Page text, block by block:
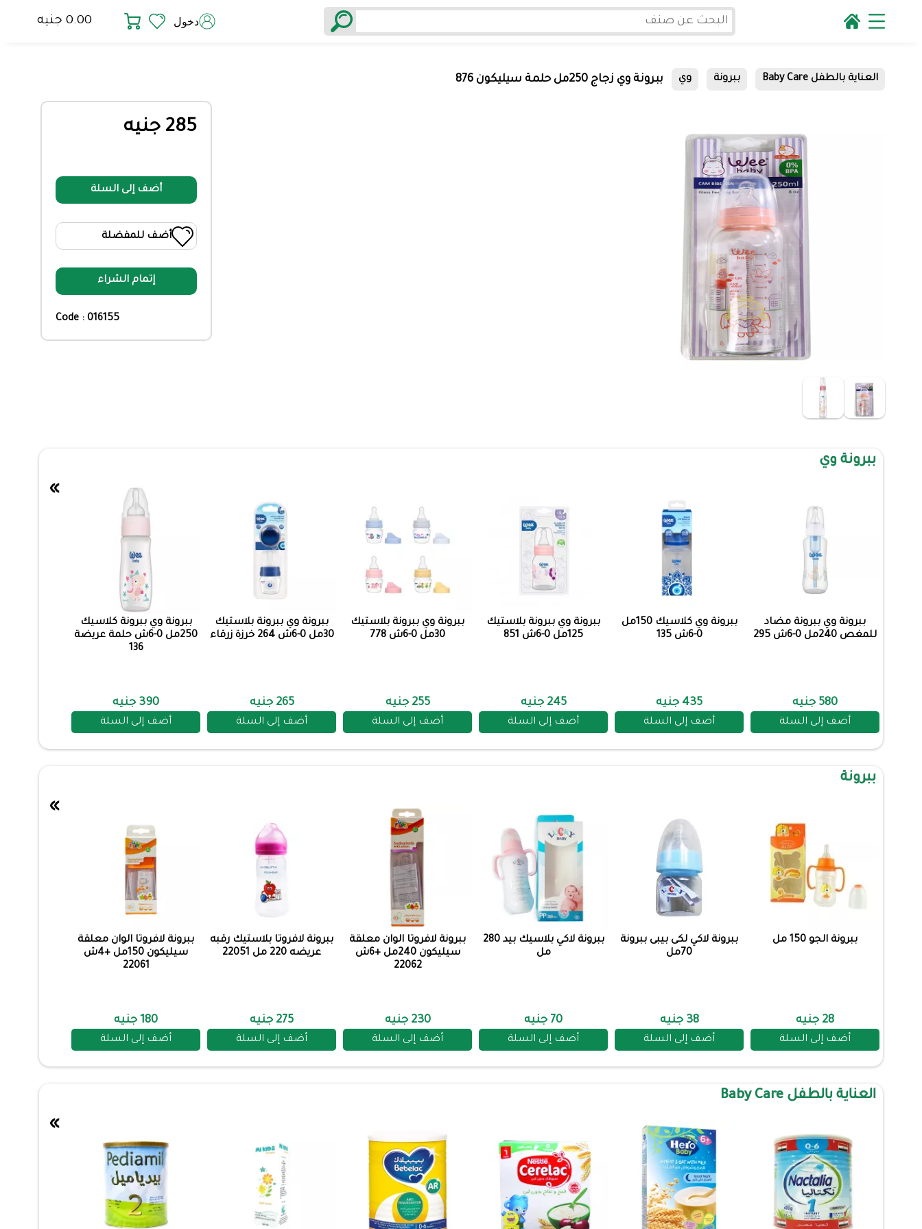
دخول 0.00 جنيه
العناية بالطفل Baby Care ببرونة وي ببرونة وي زجاج 250مل حلمة سيليكون 876
285 جنيه
أضف إلى السلة
أضف للمفضلة
إتمام الشراء
Code : 016155
ببرونة وي
ببرونة وي ببرونة مضاد
للمغص 240مل 0-6ش 295
580 جنيه
أضف إلى السلة
ببرونة وي كلاسيك 150مل
0-6ش 135
435 جنيه
أضف إلى السلة
ببرونة وي ببرونة بلاستيك
125مل 0-6ش 851
245 جنيه
أضف إلى السلة
ببرونة وي ببرونة بلاستيك
30مل 0-6ش 778
255 جنيه
أضف إلى السلة
ببرونة وي ببرونة بلاستيك
30مل 0-6ش 264 خرزة زرقاء
265 جنيه
أضف إلى السلة
ببرونة وي ببرونة كلاسيك
250مل 0-6ش حلمة عريضة
136
390 جنيه
أضف إلى السلة
»
ببرونة
ببرونة الجو 150 مل
28 جنيه
أضف إلى السلة
ببرونة لاكي لكى بيبى ببرونة
70مل
38 جنيه
أضف إلى السلة
ببرونة لاكي بلاسيك بيد 280
مل
70 جنيه
أضف إلى السلة
ببرونة لافروتا الوان معلقة
سيليكون 240مل +6ش
22062
230 جنيه
أضف إلى السلة
ببرونة لافروتا بلاستيك رقبه
عريضه 220 مل 22051
275 جنيه
أضف إلى السلة
ببرونة لافروتا الوان معلقة
سيليكون 150مل +4ش
22061
180 جنيه
أضف إلى السلة
»
العناية بالطفل Baby Care
»